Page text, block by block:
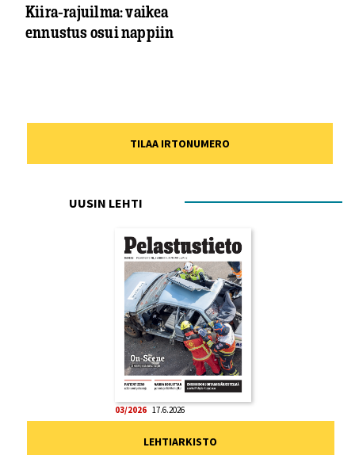
Kiira-rajuilma: vaikea
ennustus osui nappiin
TILAA IRTONUMERO
UUSIN LEHTI
03/2026 17.6.2026
LEHTIARKISTO